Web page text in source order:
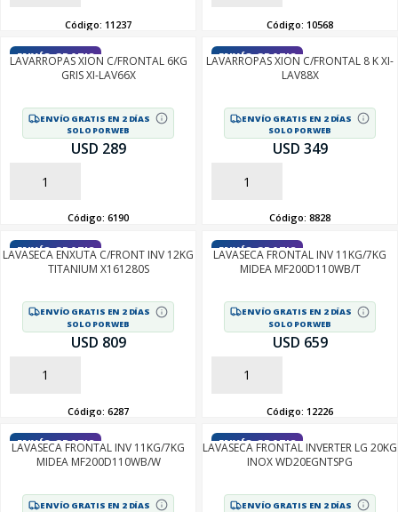
Código: 11237 Código: 10568
ENVÍO GRATIS
LAVARROPAS XION C/FRONTAL 6KG
GRIS XI-LAV66X
ENVÍO GRATIS EN 2 DÍAS
SOLO POR WEB
USD 289
AÑADIR
Código: 6190
ENVÍO GRATIS
LAVARROPAS XION C/FRONTAL 8 K XI-
LAV88X
ENVÍO GRATIS EN 2 DÍAS
SOLO POR WEB
USD 349
AÑADIR
Código: 8828
ENVÍO GRATIS
LAVASECA ENXUTA C/FRONT INV 12KG
TITANIUM X161280S
ENVÍO GRATIS EN 2 DÍAS
SOLO POR WEB
USD 809
AÑADIR
Código: 6287
ENVÍO GRATIS
LAVASECA FRONTAL INV 11KG/7KG
MIDEA MF200D110WB/T
ENVÍO GRATIS EN 2 DÍAS
SOLO POR WEB
USD 659
AÑADIR
Código: 12226
ENVÍO GRATIS
LAVASECA FRONTAL INV 11KG/7KG
MIDEA MF200D110WB/W
ENVÍO GRATIS EN 2 DÍAS
ENVÍO GRATIS
LAVASECA FRONTAL INVERTER LG 20KG
INOX WD20EGNTSPG
ENVÍO GRATIS EN 2 DÍAS